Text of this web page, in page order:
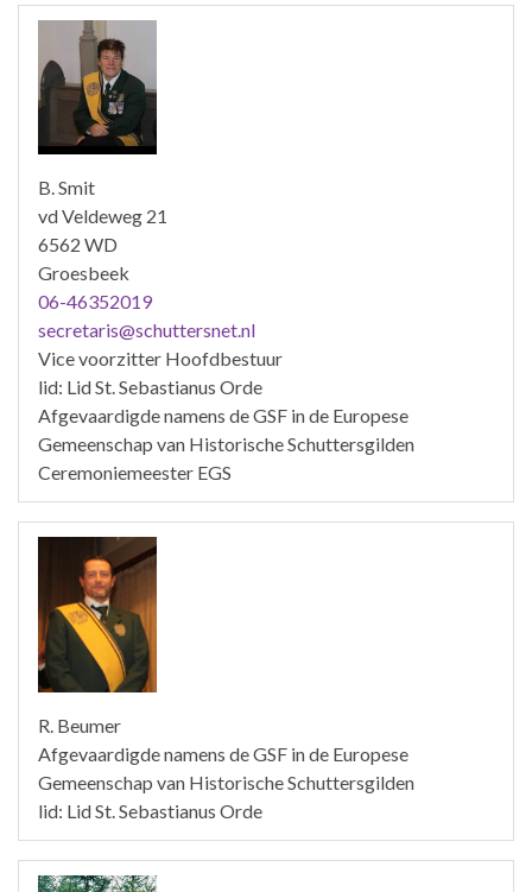
B. Smit
vd Veldeweg 21
6562 WD
Groesbeek
06-46352019
secretaris@schuttersnet.nl
Vice voorzitter Hoofdbestuur
lid: Lid St. Sebastianus Orde
Afgevaardigde namens de GSF in de Europese
Gemeenschap van Historische Schuttersgilden
Ceremoniemeester EGS
R. Beumer
Afgevaardigde namens de GSF in de Europese
Gemeenschap van Historische Schuttersgilden
lid: Lid St. Sebastianus Orde